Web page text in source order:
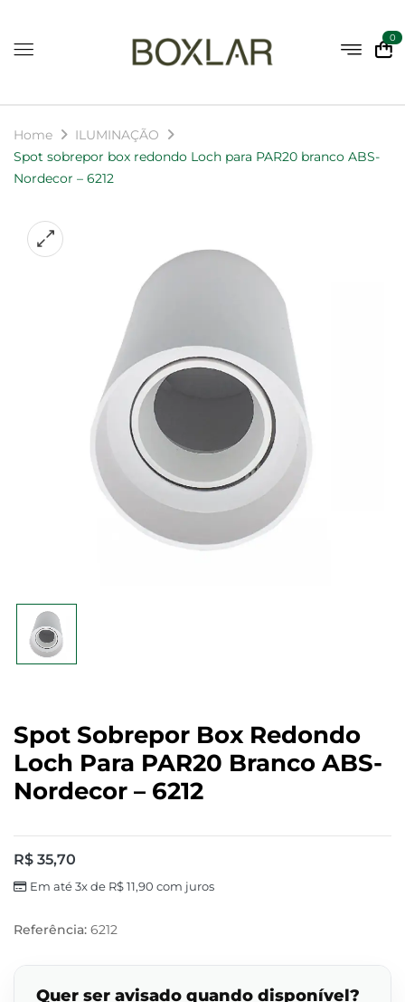
0
Home
ILUMINAÇÃO
Spot sobrepor box redondo Loch para PAR20 branco ABS-
Nordecor – 6212
Spot Sobrepor Box Redondo
Loch Para PAR20 Branco ABS-
Nordecor – 6212
R$ 35,70
Em até 3x de R$11,90 com juros
Referência: 6212
Quer ser avisado quando disponível?